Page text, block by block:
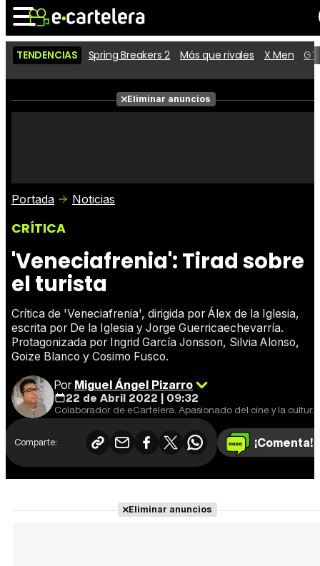
Noticias Cartelera
Películas
Críticas
TENDENCIAS Spring Breakers 2 Más que rivales X Men
Eliminar anuncios
Portada Noticias
CRÍTICA
'Veneciafrenia': Tirad sobre
el turista
Crítica de 'Veneciafrenia', dirigida por Álex de la Iglesia,
escrita por De la Iglesia y Jorge Guerricaechevarría.
Protagonizada por Ingrid García Jonsson, Silvia Alonso,
Goize Blanco y Cosimo Fusco.
PorMiguel Ángel Pizarro
22 de Abril 2022 | 09:32
Colaborador de eCartelera. Apasionado del cine y la cultura en general. Cine europeo y de animación, mi especialidad.
Comparte: ¡Comenta!
Eliminar anuncios